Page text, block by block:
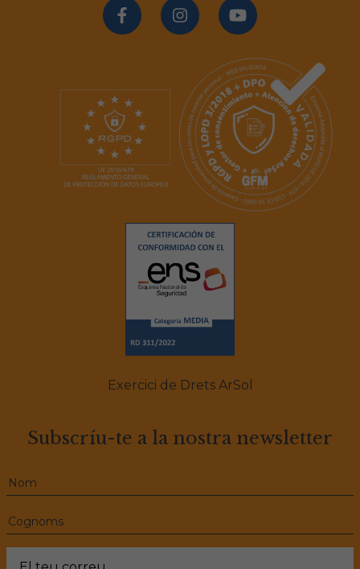
Exercici de Drets ArSol
Subscríu-te a la nostra newsletter